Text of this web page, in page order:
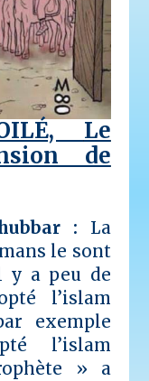
Le
de
: La
le sont
y a peu de
l’islam
exemple
l’islam
» a